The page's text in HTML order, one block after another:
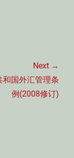
Next →
和国外汇管理条
例(2008修订)